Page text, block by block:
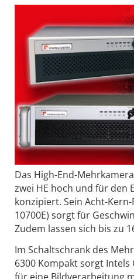
Das High-End-
zwei HE hoch und für den
konzipiert. Sein Acht-
10700E) sorgt für
Zudem lassen sich bis zu
Im Schaltschrank des
6300 Kompakt sorgt Intels
für eine Bildverarbeitung